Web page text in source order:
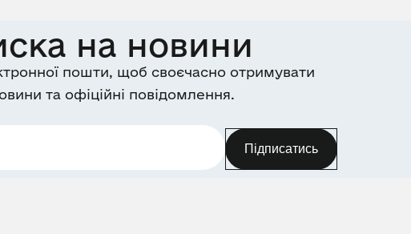
на новини
пошти, щоб своєчасно отримувати
та офіційні повідомлення.
Підписатись